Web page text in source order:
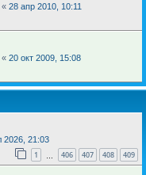
« 28 апр 2010, 10:11
« 20 окт 2009, 15:08
2026, 21:03
1 406 407 408 409